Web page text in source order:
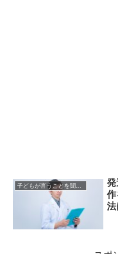
発
作
法